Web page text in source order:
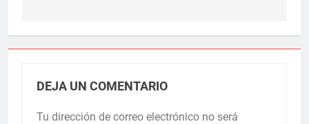
DEJA UN COMENTARIO
Tu dirección de correo electrónico no será